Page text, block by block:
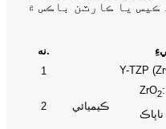
نه.
1
Y-TZP
2 ڪيميائي
ZrO2